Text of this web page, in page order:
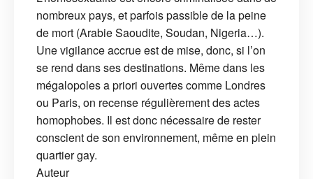
nombreux pays, et parfois passible de la peine
de mort (Arabie Saoudite, Soudan, Nigeria…).
Une vigilance accrue est de mise, donc, si l’on
se rend dans ses destinations. Même dans les
mégalopoles a priori ouvertes comme Londres
ou Paris, on recense régulièrement des actes
homophobes. Il est donc nécessaire de rester
conscient de son environnement, même en plein
quartier gay.
Auteur